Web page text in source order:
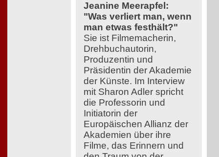
Jeanine Meerapfel:
"Was verliert man, wenn
man etwas festhält?"
Sie ist Filmemacherin,
Drehbuchautorin,
Produzentin und
Präsidentin der Akademie
der Künste. Im Interview
mit Sharon Adler spricht
die Professorin und
Initiatorin der
Europäischen Allianz der
Akademien über ihre
Filme, das Erinnern und